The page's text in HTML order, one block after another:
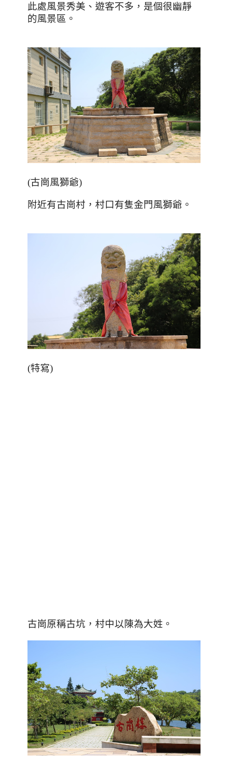
此處風景秀美、遊客不多，是個很幽靜
的風景區。
(古崗風獅爺)
附近有古崗村，村口有隻金門風獅爺。
(特寫)
古崗原稱古坑，村中以陳為大姓。